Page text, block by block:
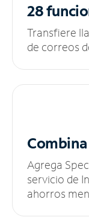
28
Transfiere
de correos
Agrega
servicio de
ahorros